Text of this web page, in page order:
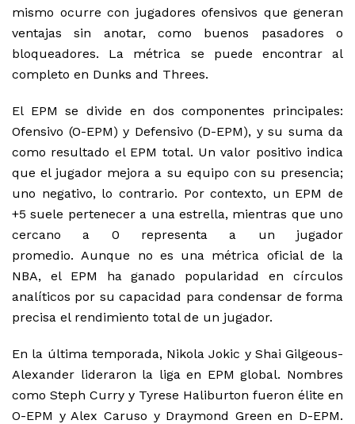
mismo ocurre con jugadores ofensivos que generan
ventajas sin anotar, como buenos pasadores o
bloqueadores. La métrica se puede encontrar al
completo en Dunks and Threes.
El EPM se divide en dos componentes principales:
Ofensivo (O-EPM) y Defensivo (D-EPM), y su suma da
como resultado el EPM total. Un valor positivo indica
que el jugador mejora a su equipo con su presencia;
uno negativo, lo contrario. Por contexto, un EPM de
+5 suele pertenecer a una estrella, mientras que uno
cercano a 0 representa a un jugador
promedio. Aunque no es una métrica oficial de la
NBA, el EPM ha ganado popularidad en círculos
analíticos por su capacidad para condensar de forma
precisa el rendimiento total de un jugador.
En la última temporada, Nikola Jokic y Shai Gilgeous-
Alexander lideraron la liga en EPM global. Nombres
como Steph Curry y Tyrese Haliburton fueron élite en
O-EPM y Alex Caruso y Draymond Green en D-EPM.